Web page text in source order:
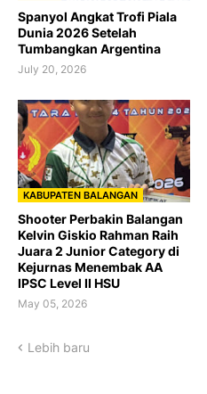
Spanyol Angkat Trofi Piala
Dunia 2026 Setelah
Tumbangkan Argentina
July 20, 2026
KABUPATEN BALANGAN
Shooter Perbakin Balangan
Kelvin Giskio Rahman Raih
Juara 2 Junior Category di
Kejurnas Menembak AA
IPSC Level II HSU
May 05, 2026
Lebih baru